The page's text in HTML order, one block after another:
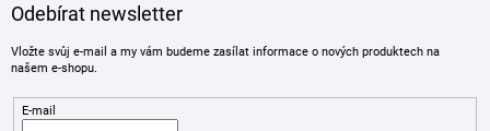
Odebírat newsletter
Vložte svůj e-mail a my vám budeme zasílat informace o nových produktech na
našem e-shopu.
E-mail